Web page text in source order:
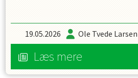
19.05.2026 Ole Tvede Larsen
Læs mere